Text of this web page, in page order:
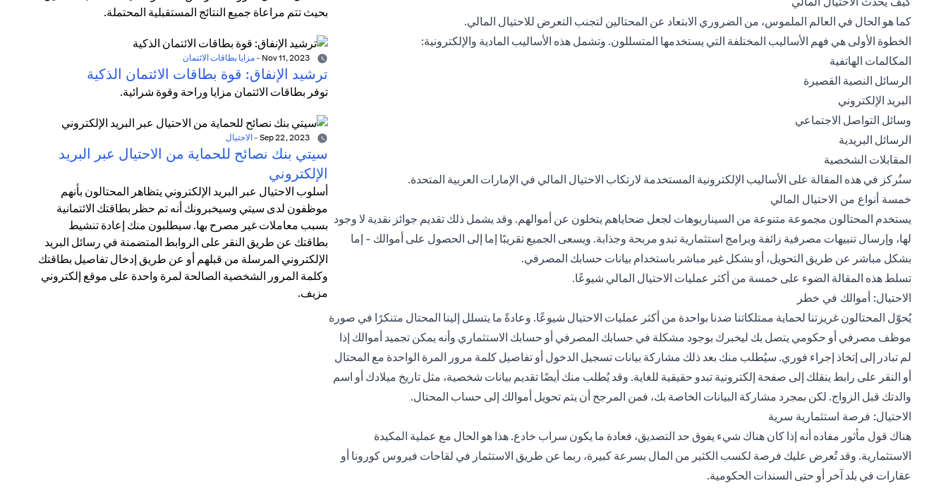
كما هو الحال في العالم الملموس، من الضروري الابتعاد عن المحتالين لتجنب التعرض للاحتيال المالي.
الخطوة الأولى هي فهم الأساليب المختلفة التي يستخدمها المتسللون. وتشمل هذه الأساليب المادية والإلكترونية:
المكالمات الهاتفية
الرسائل النصية القصيرة
البريد الإلكتروني
وسائل التواصل الاجتماعي
الرسائل البريدية
المقابلات الشخصية
سنُركز في هذه المقالة على الأساليب الإلكترونية المستخدمة لارتكاب الاحتيال المالي في الإمارات العربية المتحدة.
خمسة أنواع من الاحتيال المالي
يستخدم المحتالون مجموعة متنوعة من السيناريوهات لجعل ضحاياهم يتخلون عن أموالهم. وقد يشمل ذلك تقديم جوائز نقدية لا وجود
لها، وإرسال تنبيهات مصرفية زائفة وبرامج استثمارية تبدو مربحة وجذابة. ويسعى الجميع تقريبًا إما إلى الحصول على أموالك - إما
بشكل مباشر عن طريق التحويل، أو بشكل غير مباشر باستخدام بيانات حسابك المصرفي.
تسلط هذه المقالة الضوء على خمسة من أكثر عمليات الاحتيال المالي شيوعًا.
الاحتيال: أموالك في خطر
يُحوّل المحتالون غريزتنا لحماية ممتلكاتنا ضدنا بواحدة من أكثر عمليات الاحتيال شيوعًا. وعادةً ما يتسلل إلينا المحتال متنكرًا في صورة
موظف مصرفي أو حكومي يتصل بك ليخبرك بوجود مشكلة في حسابك المصرفي أو حسابك الاستثماري وأنه يمكن تجميد أموالك إذا
لم تبادر إلى إتخاذ إجراء فوري. سيُطلب منك بعد ذلك مشاركة بيانات تسجيل الدخول أو تفاصيل كلمة مرور المرة الواحدة مع المحتال
أو النقر على رابط ينقلك إلى صفحة إلكترونية تبدو حقيقية للغاية. وقد يُطلب منك أيضًا تقديم بيانات شخصية، مثل تاريخ ميلادك أو اسم
والدتك قبل الزواج. لكن بمجرد مشاركة البيانات الخاصة بك، فمن المرجح أن يتم تحويل أموالك إلى حساب المحتال.
الاحتيال: فرصة استثمارية سرية
هناك قول مأثور مفاده أنه إذا كان هناك شيء يفوق حد التصديق، فعادة ما يكون سراب خادع. هذا هو الحال مع عملية المكيدة
الاستثمارية. وقد تُعرض عليك فرصة لكسب الكثير من المال بسرعة كبيرة، ربما عن طريق الاستثمار في لقاحات فيروس كورونا أو
عقارات في بلد آخر أو حتى السندات الحكومية.
بحيث تتم مراعاة جميع النتائج المستقبلية المحتملة.
- مزايا بطاقات الائتمان
ترشيد الإنفاق: قوة بطاقات الائتمان الذكية
توفر بطاقات الائتمان مزايا وراحة وقوة شرائية.
- الاحتيال
سيتي بنك نصائح للحماية من الاحتيال عبر البريد
الإلكتروني
أسلوب الاحتيال عبر البريد الإلكتروني يتظاهر المحتالون بأنهم
موظفون لدى سيتي وسيخبرونك أنه تم حظر بطاقتك الائتمانية
بسبب معاملات غير مصرح بها. سيطلبون منك إعادة تنشيط
بطاقتك عن طريق النقر على الروابط المتضمنة في رسائل البريد
الإلكتروني المرسلة من قبلهم أو عن طريق إدخال تفاصيل بطاقتك
وكلمة المرور الشخصية الصالحة لمرة واحدة على موقع إلكتروني
مزيف.